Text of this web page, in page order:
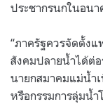
ประชากรนกในอนา
“ภาครัฐควรจัดตั้งแ
สังคมปลายน้ำได้ต่
นายกสมาคมแม่น้ำ
หรือกรรมการลุ่มน้ำ